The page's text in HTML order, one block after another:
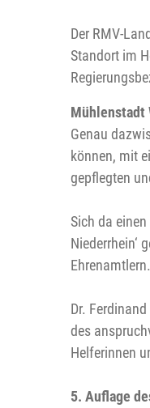
Der RMV-
Standort im
Mühlenstadt
Genau
können, mit
gepflegten
Sich da
Niederrhein‘
Ehrenamtlern.
Dr.
des
Helferinnen
5. Auflage